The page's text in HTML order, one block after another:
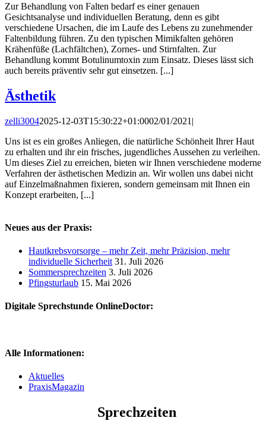
Zur Behandlung von Falten bedarf es einer genauen
Gesichtsanalyse und individuellen Beratung, denn es gibt
verschiedene Ursachen, die im Laufe des Lebens zu zunehmender
Faltenbildung führen. Zu den typischen Mimikfalten gehören
Krähenfüße (Lachfältchen), Zornes- und Stirnfalten. Zur
Behandlung kommt Botulinumtoxin zum Einsatz. Dieses lässt sich
auch bereits präventiv sehr gut einsetzen. [...]
Ästhetik
zelli30042025-12-03T15:30:22+01:0002/01/2021 |
Uns ist es ein großes Anliegen, die natürliche Schönheit Ihrer Haut
zu erhalten und ihr ein frisches, jugendliches Aussehen zu verleihen.
Um dieses Ziel zu erreichen, bieten wir Ihnen verschiedene moderne
Verfahren der ästhetischen Medizin an. Wir wollen uns dabei nicht
auf Einzelmaßnahmen fixieren, sondern gemeinsam mit Ihnen ein
Konzept erarbeiten, [...]
Neues aus der Praxis:
Hautkrebsvorsorge – mehr Zeit, mehr Präzision, mehr
individuelle Sicherheit 31. Juli 2026
Sommersprechzeiten 3. Juli 2026
Pfingsturlaub 15. Mai 2026
Digitale Sprechstunde OnlineDoctor:
Alle Informationen:
Aktuelles
PraxisMagazin
Sprechzeiten